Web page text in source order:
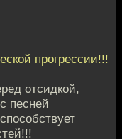
прогрессии!!!
отсидкой,
песней